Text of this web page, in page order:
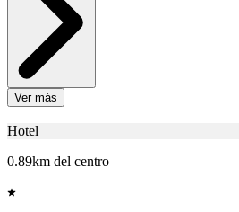
Ver más
Hotel
0.89km del centro